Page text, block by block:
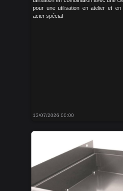
pour une utilisation en atelier et en
acier spécial
13/07/2026 00:00